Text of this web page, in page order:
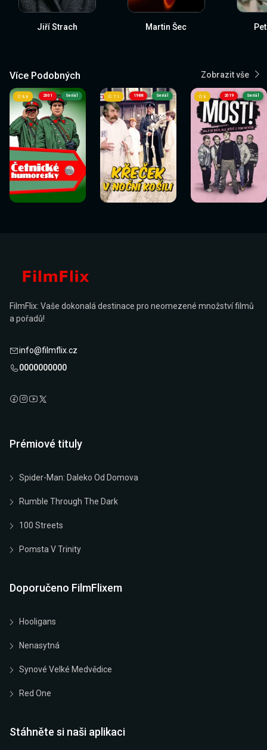
Jiří Strach Martin Šec
Více Podobných Zobrazit vše
2001
8.8 Seriál 1988
7.1 Seriál 2019
8 Seriál
FilmFlix: Vaše dokonalá destinace pro neomezené množství filmů
a pořadů!
info@filmflix.cz
0000000000
Prémiové tituly
Spider-Man: Daleko Od Domova
Rumble Through The Dark
100 Streets
Pomsta V Trinity
Doporučeno FilmFlixem
Hooligans
Nenasytná
Synové Velké Medvědice
Red One
Stáhněte si naši aplikaci